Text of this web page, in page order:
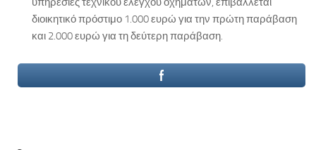
διοικητικό πρόστιμο 1.000 ευρώ για την πρώτη παράβαση
και 2.000 ευρώ για τη δεύτερη παράβαση.